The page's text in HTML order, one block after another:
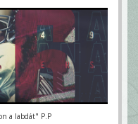
a labdát" P.P